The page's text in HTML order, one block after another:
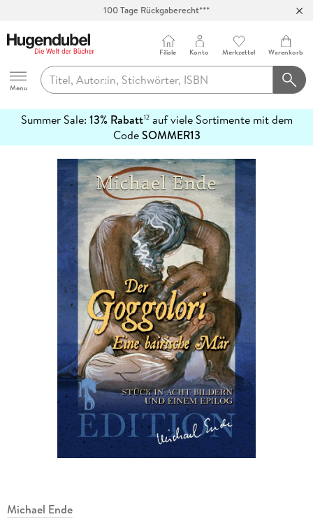
100 Tage Rückgaberecht***
Hugendubel
Menu
Filiale Konto Merkzettel Warenkorb
Summer Sale: 13% Rabatt12auf viele Sortimente mit dem
CodeSOMMER13
erfahren
Michael Ende